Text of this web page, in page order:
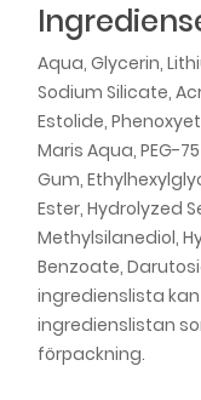
Aqua, Glycerin,
Sodium Silicate,
Estolide,
Maris Aqua, PEG-
Gum,
Ester, Hydrolyzed
Methylsilanediol,
Benzoate,
ingredienslista
ingredienslistan
förpackning.